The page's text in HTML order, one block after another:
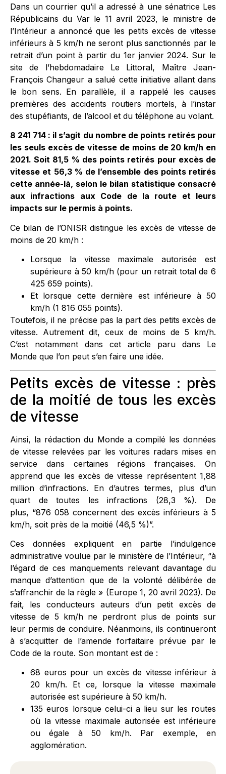
Dans un courrier qu’il a adressé à une sénatrice Les
Républicains du Var le 11 avril 2023, le ministre de
l’Intérieur a annoncé que les petits excès de vitesse
inférieurs à 5 km/h ne seront plus sanctionnés par le
retrait d’un point à partir du 1er janvier 2024. Sur le
site de l’hebdomadaire Le Littoral, Maître Jean-
François Changeur a salué cette initiative allant dans
le bon sens. En parallèle, il a rappelé les causes
premières des accidents routiers mortels, à l’instar
des stupéfiants, de l’alcool et du téléphone au volant.
8 241 714 : il s’agit du nombre de points retirés pour
les seuls excès de vitesse de moins de 20 km/h en
2021. Soit 81,5 % des points retirés pour excès de
vitesse et 56,3 % de l’ensemble des points retirés
cette année-là, selon le bilan statistique consacré
aux infractions aux Code de la route et leurs
impacts sur le permis à points.
Ce bilan de l’ONISR distingue les excès de vitesse de
moins de 20 km/h :
Lorsque la vitesse maximale autorisée est
supérieure à 50 km/h (pour un retrait total de 6
425 659 points).
Et lorsque cette dernière est inférieure à 50
km/h (1 816 055 points).
Toutefois, il ne précise pas la part des petits excès de
vitesse. Autrement dit, ceux de moins de 5 km/h.
C’est notamment dans cet article paru dans Le
Monde que l’on peut s’en faire une idée.
Petits excès de vitesse : près
de la moitié de tous les excès
de vitesse
Ainsi, la rédaction du Monde a compilé les données
de vitesse relevées par les voitures radars mises en
service dans certaines régions françaises. On
apprend que les excès de vitesse représentent 1,88
million d’infractions. En d’autres termes, plus d’un
quart de toutes les infractions (28,3 %). De
plus, “876 058 concernent des excès inférieurs à 5
km/h, soit près de la moitié (46,5 %)”.
Ces données expliquent en partie l’indulgence
administrative voulue par le ministère de l’Intérieur, “à
l’égard de ces manquements relevant davantage du
manque d’attention que de la volonté délibérée de
s’affranchir de la règle » (Europe 1, 20 avril 2023). De
fait, les conducteurs auteurs d’un petit excès de
vitesse de 5 km/h ne perdront plus de points sur
leur permis de conduire. Néanmoins, ils continueront
à s’acquitter de l’amende forfaitaire prévue par le
Code de la route. Son montant est de :
68 euros pour un excès de vitesse inférieur à
20 km/h. Et ce, lorsque la vitesse maximale
autorisée est supérieure à 50 km/h.
135 euros lorsque celui-ci a lieu sur les routes
où la vitesse maximale autorisée est inférieure
ou égale à 50 km/h. Par exemple, en
agglomération.